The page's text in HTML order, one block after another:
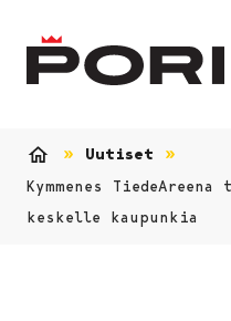
Uutiset
Kymmenes
keskelle kaupunkia